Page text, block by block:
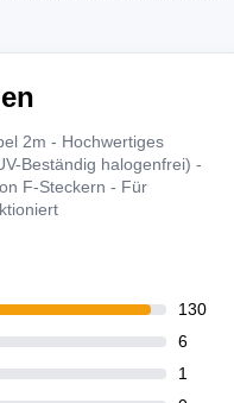
2m - Hochwertiges
Beständig halogenfrei) -
F-Steckern - Für
130
6
1